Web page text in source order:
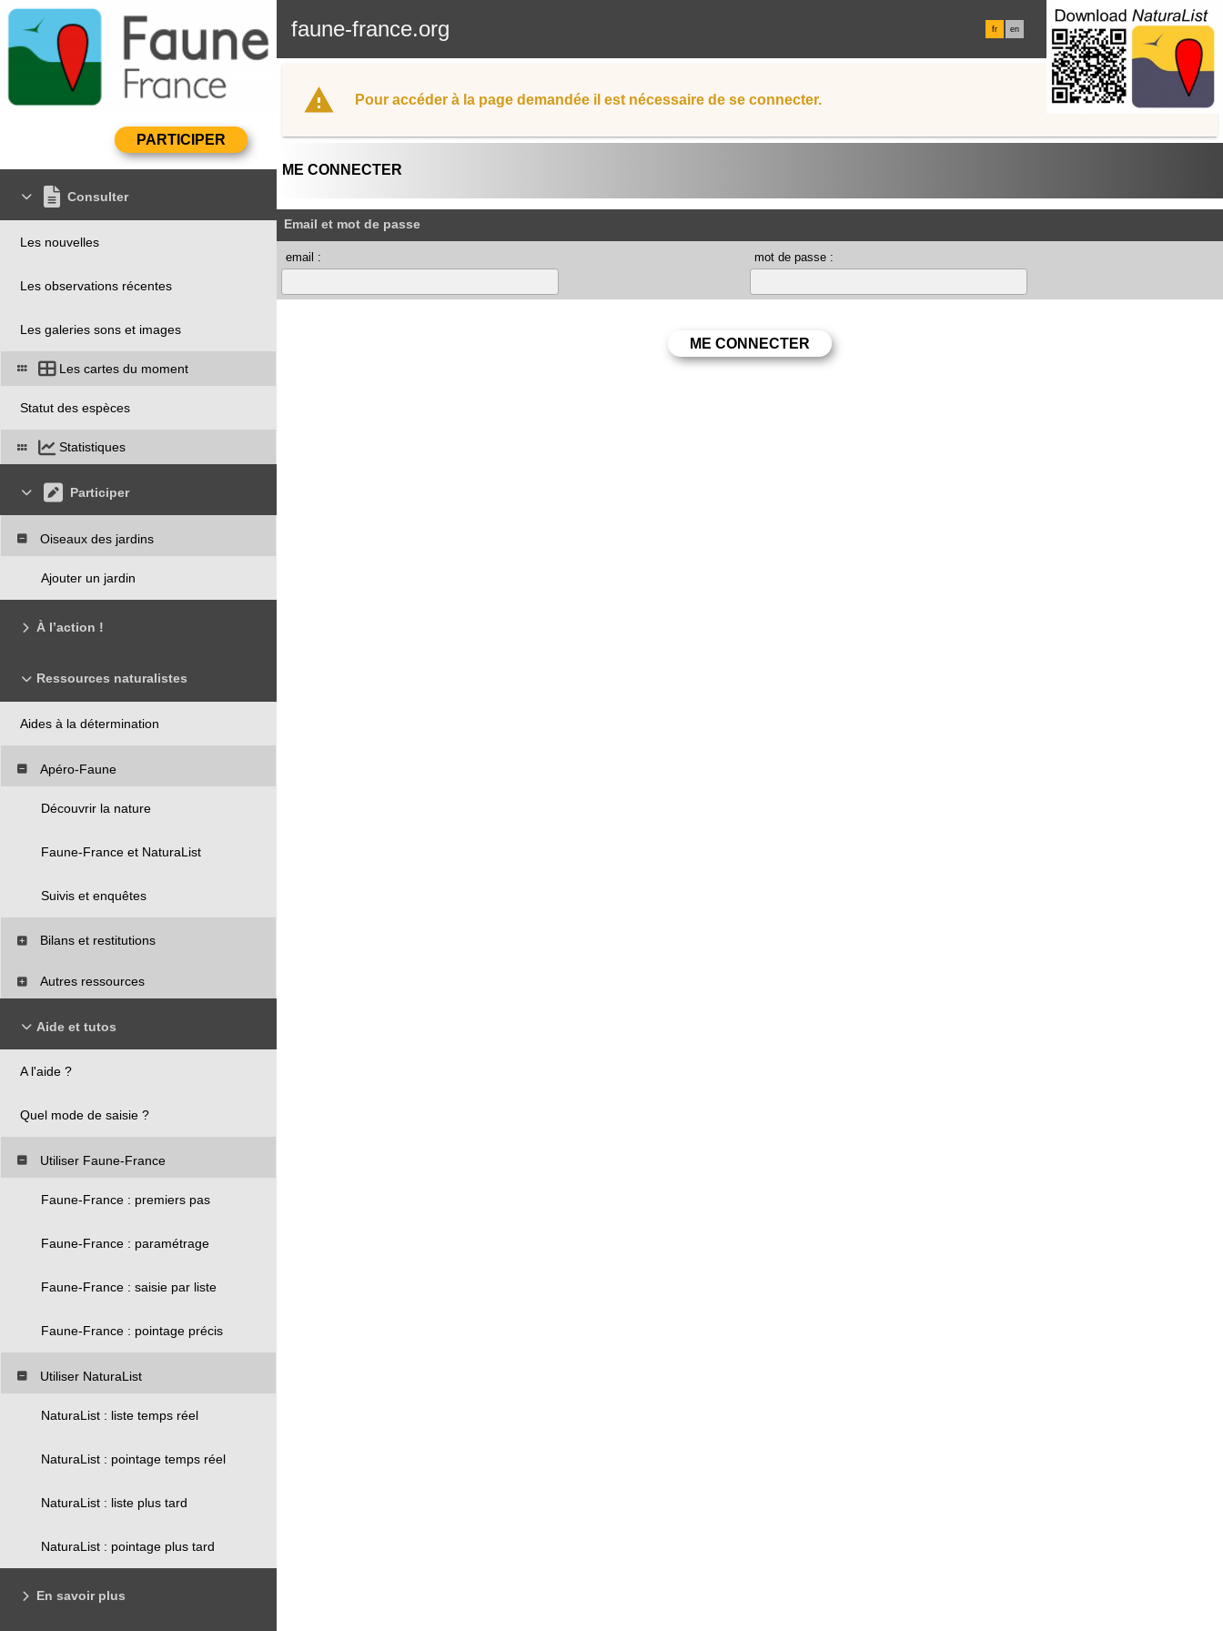
faune-france.org fr en
Consulter
Les nouvelles
Les observations récentes
Les galeries sons et images
Les cartes du moment
Statut des espèces
Statistiques
Participer
Oiseaux des jardins
Ajouter un jardin
À l’action !
Ressources naturalistes
Aides à la détermination
Apéro-Faune
Découvrir la nature
Faune-France et NaturaList
Suivis et enquêtes
Bilans et restitutions
Autres ressources
Aide et tutos
A l'aide ?
Quel mode de saisie ?
Utiliser Faune-France
Faune-France : premiers pas
Faune-France : paramétrage
Faune-France : saisie par liste
Faune-France : pointage précis
Utiliser NaturaList
NaturaList : liste temps réel
NaturaList : pointage temps réel
NaturaList : liste plus tard
NaturaList : pointage plus tard
En savoir plus
Pour accéder à la page demandée il est nécessaire de se connecter.
ME CONNECTER
Email et mot de passe
email : mot de passe :